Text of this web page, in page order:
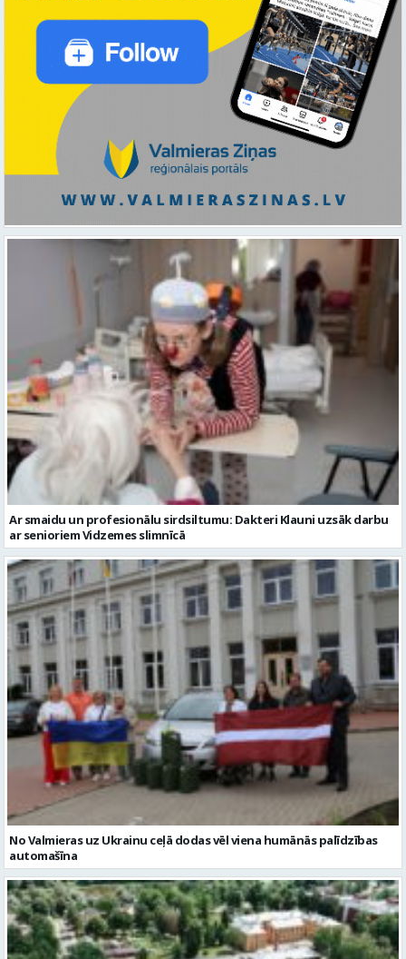
Ar smaidu un profesionālu sirdsiltumu: Dakteri Klauni uzsāk darbu
ar senioriem Vidzemes slimnīcā
No Valmieras uz Ukrainu ceļā dodas vēl viena humānās palīdzības
automašīna